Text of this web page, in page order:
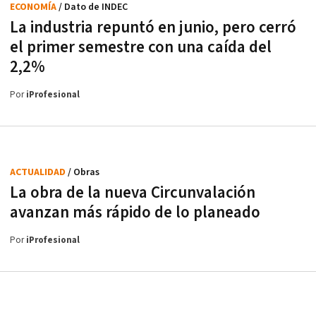
La industria repuntó en junio, pero cerró
el primer semestre con una caída del
2,2%
ECONOMÍA/ Dato de INDEC
PoriProfesional
La obra de la nueva Circunvalación
avanzan más rápido de lo planeado
ACTUALIDAD / Obras
PoriProfesional